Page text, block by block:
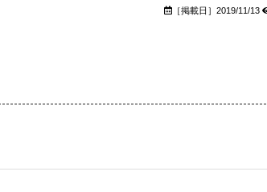
［掲載日］2019/11/13